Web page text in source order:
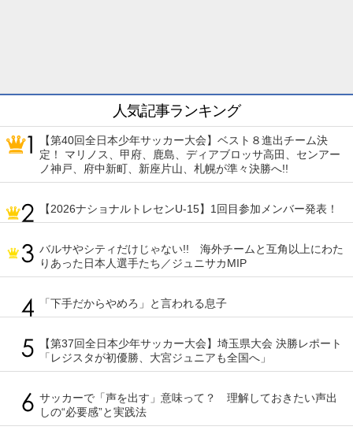
人気記事ランキング
【第40回全日本少年サッカー大会】ベスト８進出チーム決
定！ マリノス、甲府、鹿島、ディアブロッサ高田、センアー
ノ神戸、府中新町、新座片山、札幌が準々決勝へ!!
【2026ナショナルトレセンU-15】1回目参加メンバー発表！
バルサやシティだけじゃない!! 海外チームと互角以上にわた
りあった日本人選手たち／ジュニサカMIP
「下手だからやめろ」と言われる息子
【第37回全日本少年サッカー大会】埼玉県大会 決勝レポート
「レジスタが初優勝、大宮ジュニアも全国へ」
サッカーで「声を出す」意味って？ 理解しておきたい声出
しの“必要感”と実践法